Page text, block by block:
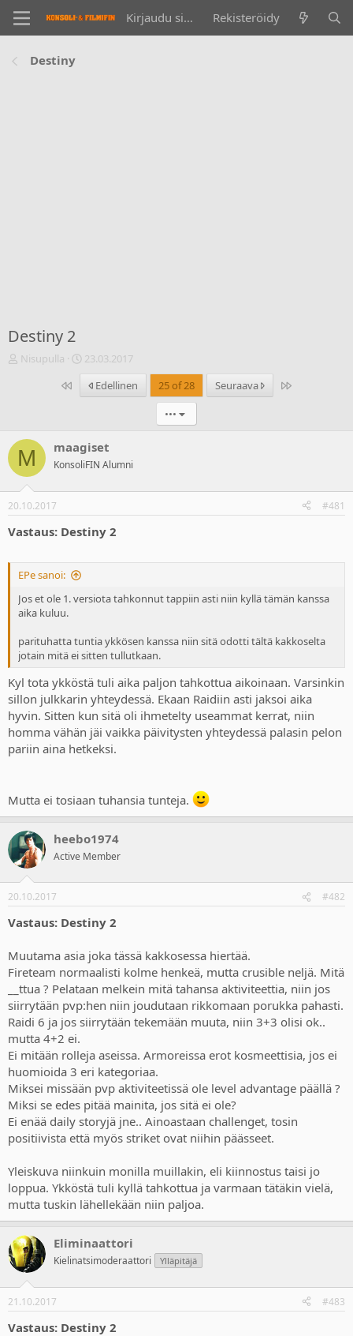
Kirjaudu sisään Rekisteröidy
Destiny
Destiny 2
V
k
e
u
n
a
i
t
a
a
Nisupulla
A
o
i
s
p
ä
ä
m
23.03.2017
Ensimmäinen
Edellinen 25 of 28 Seuraava Last
•••
M maagiset
KonsoliFIN Alumni
20.10.2017 #481
Vastaus: Destiny 2
EPe sanoi:
Jos et ole 1. versiota tahkonnut tappiin asti niin kyllä tämän kanssa
aika kuluu.
parituhatta tuntia ykkösen kanssa niin sitä odotti tältä kakkoselta
jotain mitä ei sitten tullutkaan.
Kyl tota ykköstä tuli aika paljon tahkottua aikoinaan. Varsinkin
sillon julkkarin yhteydessä. Ekaan Raidiin asti jaksoi aika
hyvin. Sitten kun sitä oli ihmetelty useammat kerrat, niin
homma vähän jäi vaikka päivitysten yhteydessä palasin pelon
pariin aina hetkeksi.
Mutta ei tosiaan tuhansia tunteja.
heebo1974
Active Member
20.10.2017 #482
Vastaus: Destiny 2
Muutama asia joka tässä kakkosessa hiertää.
Fireteam normaalisti kolme henkeä, mutta crusible neljä. Mitä
__ttua ? Pelataan melkein mitä tahansa aktiviteettia, niin jos
siirrytään pvp:hen niin joudutaan rikkomaan porukka pahasti.
Raidi 6 ja jos siirrytään tekemään muuta, niin 3+3 olisi ok..
mutta 4+2 ei.
Ei mitään rolleja aseissa. Armoreissa erot kosmeettisia, jos ei
huomioida 3 eri kategoriaa.
Miksei missään pvp aktiviteetissä ole level advantage päällä ?
Miksi se edes pitää mainita, jos sitä ei ole?
Ei enää daily storyjä jne.. Ainoastaan challenget, tosin
positiivista että myös striket ovat niihin päässeet.
Yleiskuva niinkuin monilla muillakin, eli kiinnostus taisi jo
loppua. Ykköstä tuli kyllä tahkottua ja varmaan tätäkin vielä,
mutta tuskin lähellekään niin paljoa.
Eliminaattori
Kielinatsimoderaattori Ylläpitäjä
21.10.2017 #483
Vastaus: Destiny 2